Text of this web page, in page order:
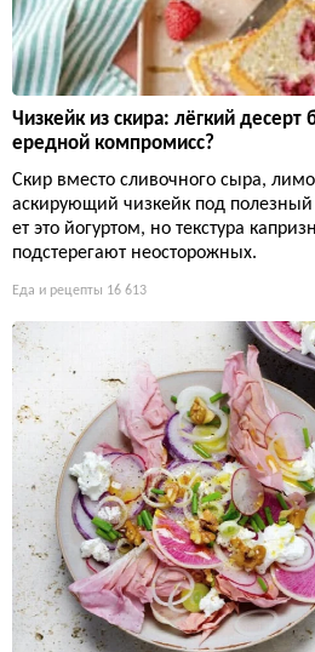
Чизкейк из скира: лёгкий десерт
ередной компромисс?
Скир вместо сливочного сыра,
аскирующий чизкейк под полезный
ет это йогуртом, но текстура
подстерегают неосторожных.
Еда и рецепты 16 613